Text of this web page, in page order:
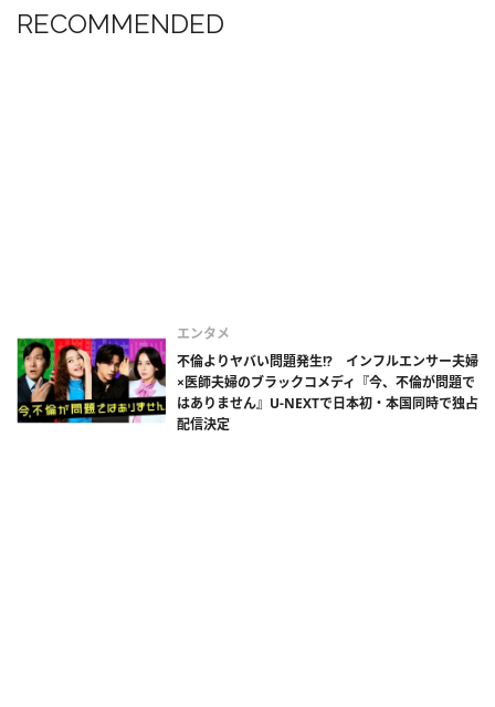
RECOMMENDED
エンタメ
不倫よりヤバい問題発生!? インフルエンサー夫婦
×医師夫婦のブラックコメディ『今、不倫が問題で
はありません』U-NEXTで日本初・本国同時で独占
配信決定